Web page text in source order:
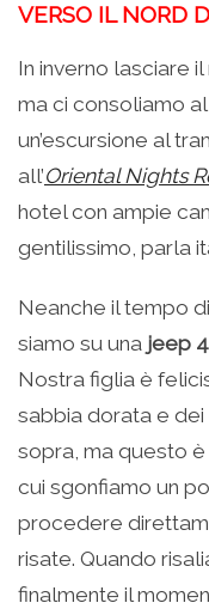
VERSO IL NORD
In inverno lasciare
ma ci consoliamo
un’escursione al
all’Oriental Nights
hotel con ampie
gentilissimo, parla
Neanche il tempo
siamo su una jeep
Nostra figlia è
sabbia dorata e
sopra, ma questo
cui sgonfiamo un
procedere
risate. Quando
finalmente il